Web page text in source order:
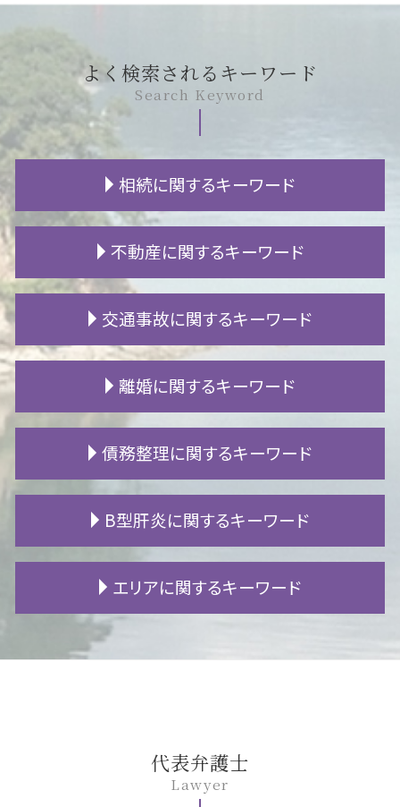
よく検索されるキーワード
Search Keyword
相続に関するキーワード
遺贈 贈与税
成年後見人 登記事項証明書
生活保護 相続
特別受益 持ち戻し
相続 争い
遺言書 遺留分
相続 期限
相続財産 調査
公正証書遺言 とは
相続放棄 代襲相続
非嫡出子 相続
法定相続人 順位
相続 養子
相続放棄 必要書類
不動産に関するキーワード
地代 滞納
賃貸 退去 連絡
賃貸契約 流れ
立ち退き 弁護士
不動産 トラブル
引越し 退去
強制執行 流れ
原状回復 どこまで
家賃 滞納 弁護士
アパート 退去費用
不動産 決済
家賃滞納 時効
交通事故に関するキーワード
むちうち 診断書
人身事故 処分
交通事故 通院 慰謝料
追突事故 慰謝料
自賠責 保険請求
示談 交渉
高次脳機能障害 手帳
追突事故 保険
示談金 相場
交通事故 加害者 対応
高次脳機能障害 認知症 違い
交通事故 診断書
自転車 事故 被害者
離婚に関するキーワード
不倫相手 慰謝料請求
離婚 子供 親権
不倫 慰謝料
別居 離婚
財産分与 相場
財産分与 税金
モラハラ 離婚
財産分与 住宅ローン
離婚調停 必要書類
債務整理に関するキーワード
自己破産 会社
パチンコ 借金
過払い 弁護士
借金 貯金
ローン 滞納
株 破産
民事再生 メリット
B型肝炎に関するキーワード
B型肝炎 給付金
B型肝炎訴訟 和解 確率
B型肝炎 感染経路
B型肝炎 キャリア
B型肝炎 予防接種
エリアに関するキーワード
一宮市 B型肝炎
豊田市 遺留分
名古屋市 離婚 相談
豊田市 交通事故 相談代表弁護士
Lawyer